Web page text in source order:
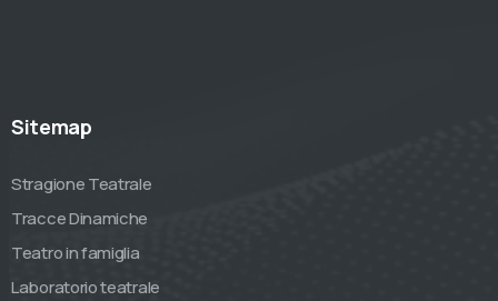
Sitemap
Stragione Teatrale
Tracce Dinamiche
Teatro in famiglia
Laboratorio teatrale